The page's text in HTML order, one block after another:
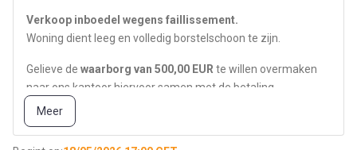
Verkoop inboedel wegens faillissement.
Woning dient leeg en volledig borstelschoon te zijn.
Gelieve de waarborg van 500,00 EUR te willen overmaken
naar ons kantoor hiervoor samen met de betaling.
Na het ontvangen van de
afgehaald worden te
Meer